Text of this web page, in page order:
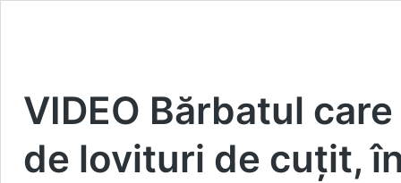
VIDEO Bărbatul
de lovituri de cuțit,